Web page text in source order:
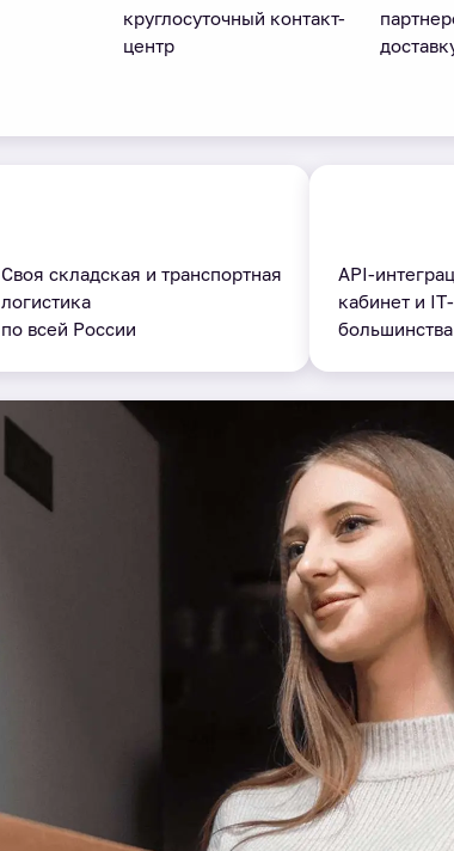
круглосуточный контакт-
центр
Своя складская и транспортная
логистика
по всей России
API-
кабинет и